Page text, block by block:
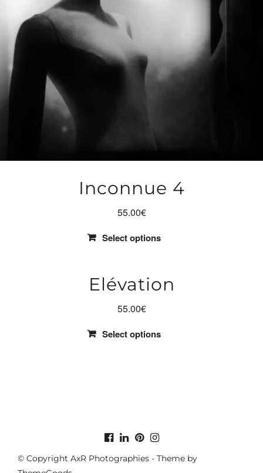
Inconnue 4
55.00€
Select options
Elévation
55.00€
Select options
© Copyright AxR Photographies - Theme by